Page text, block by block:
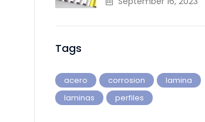
Tags
acero corrosion
lamina
laminas
perfiles